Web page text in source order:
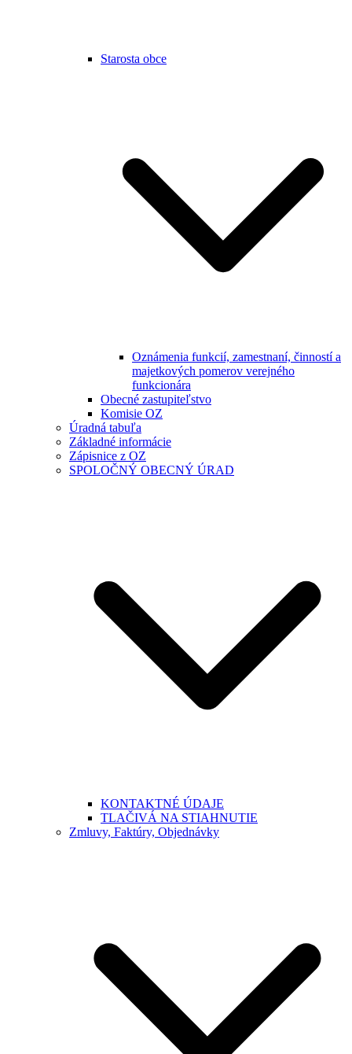
Starosta obce
Oznámenia funkcií, zamestnaní, činností a
majetkových pomerov verejného
funkcionára
Obecné zastupiteľstvo
Komisie OZ
Úradná tabuľa
Základné informácie
Zápisnice z OZ
SPOLOČNÝ OBECNÝ ÚRAD
KONTAKTNÉ ÚDAJE
TLAČIVÁ NA STIAHNUTIE
Zmluvy, Faktúry, Objednávky